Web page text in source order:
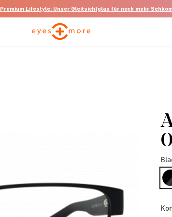
Premium Lifestyle: Unser Gleitsichtglas für noch mehr